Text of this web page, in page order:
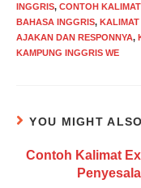
INGGRIS, CONTOH
BAHASA INGGRIS,
AJAKAN DAN RESPONNYA,
KAMPUNG INGGRIS WE
YOU MIGHT
Contoh Kalimat